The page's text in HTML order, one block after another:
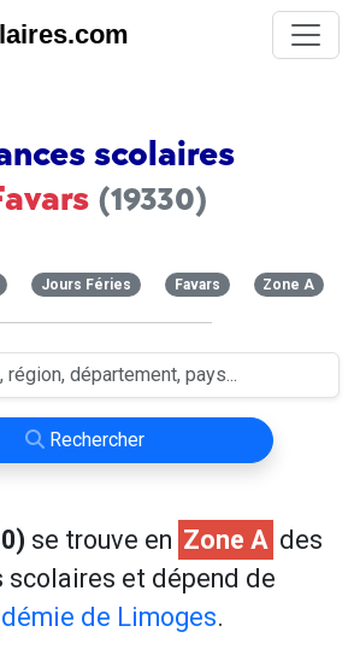
scolaires
(19330)
Jours Féries Favars Zone A
Rechercher
se trouve en Zone A des
scolaires et dépend de
de Limoges.